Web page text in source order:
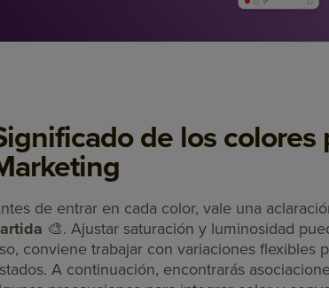
de los colores
de entrar en cada color, vale una
🎨. Ajustar saturación y luminosidad
conviene trabajar con variaciones flexibles
A continuación, encontrarás